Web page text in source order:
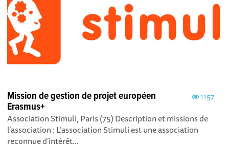
1157
Mission de gestion de projet européen
Erasmus+
Association Stimuli, Paris (75) Description et missions de
l’association : L’association Stimuli est une association
reconnue d’intérêt...